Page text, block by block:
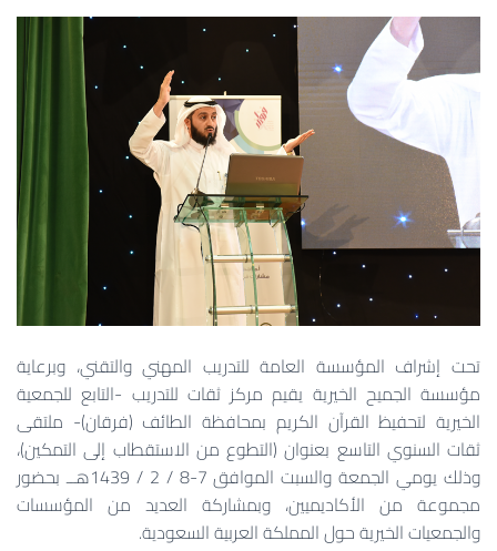
تحت إشراف المؤسسة العامة للتدريب المهني والتقني، وبرعاية
مؤسسة الجميح الخيرية يقيم مركز ثقات للتدريب -التابع للجمعية
الخيرية لتحفيظ القرآن الكريم بمحافظة الطائف (فرقان)- ملتقى
ثقات السنوي التاسع بعنوان (التطوع من الاستقطاب إلى التمكين)،
وذلك يومي الجمعة والسبت الموافق 7-8 / 2 / 1439هــ بحضور
مجموعة من الأكاديميين، وبمشاركة العديد من المؤسسات
والجمعيات الخيرية حول المملكة العربية السعودية.